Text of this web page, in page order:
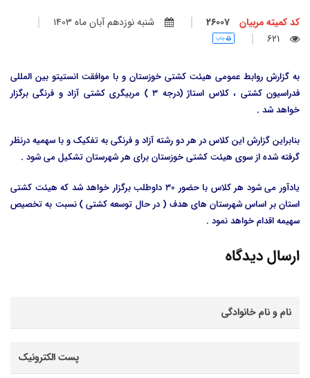
کد کمیته مربیان
شنبه نوزدهم آبان ماه 1403
621
چاپ
به گزارش روابط عمومی هیئت کشتی خوزستان و با موافقت انستیتو بین المللی
فدراسیون کشتی ، کلاس استاژ (درجه 3 ) مربیگری کشتی آزاد و فرنگی برگزار
خواهد شد .
بنابراین گزارش این کلاس در هر دو رشته آزاد و فرنگی به تفکیک و با سهمیه درنظر
گرفته شده از سوی هیئت کشتی خوزستان برای هر شهرستان تشکیل می شود .
یادآور می شود هر کلاس با حضور 30 داوطلب برگزار خواهد شد که هیئت کشتی
استان بر اساس شهرستان های هدف ( در حال توسعه کشتی ) نسبت به تخصیص
سهیمه اقدام خواهد نمود .
ارسال دیدگاه